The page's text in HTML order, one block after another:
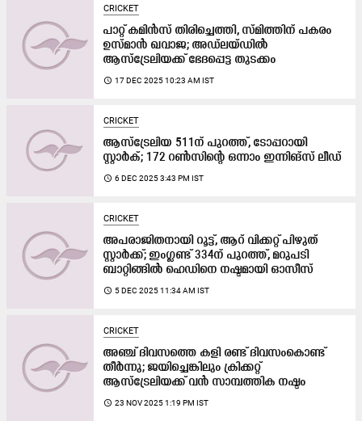
CRICKET
പാറ്റ് കമിൻസ് തിരിച്ചെത്തി, സ്മിത്തിന് പകരം
ഉസ്മാൻ ഖവാജ; അഡ്‌ലയ്ഡിൽ
ആസ്ട്രേലിയക്ക് ഭേദപ്പെട്ട തുടക്കം
access_time 17 DEC 2025 10:23 AM IST
CRICKET
ആസ്ട്രേലിയ 511ന് പുറത്ത്, ടോപ്പറായി
സ്റ്റാർക്; 172 റൺസിന്‍റെ ഒന്നാം ഇന്നിങ്സ് ലീഡ്
access_time 6 DEC 2025 3:43 PM IST
CRICKET
അപരാജിതനായി റൂട്ട്, ആറ് വിക്കറ്റ് പിഴുത്
സ്റ്റാർക്ക്; ഇംഗ്ലണ്ട് 334ന് പുറത്ത്, മറുപടി
ബാറ്റിങ്ങിൽ ഹെഡിനെ നഷ്ടമായി ഓസീസ്
access_time 5 DEC 2025 11:34 AM IST
CRICKET
അഞ്ച് ദിവസത്തെ കളി രണ്ട് ദിവസംകൊണ്ട്
തീർന്നു; ജയിച്ചെങ്കിലും ക്രിക്കറ്റ്
ആസ്ട്രേലിയക്ക് വൻ സാമ്പത്തിക നഷ്ടം
access_time 23 NOV 2025 1:19 PM IST